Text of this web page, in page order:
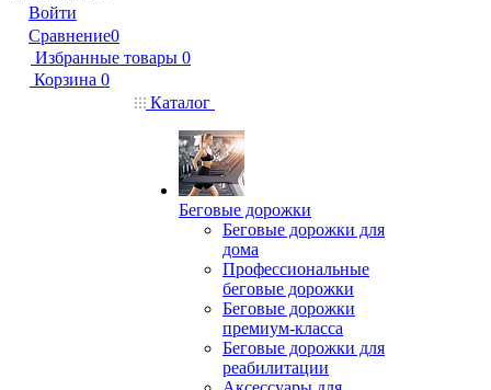
Войти
Сравнение0
Избранные товары 0
Корзина 0
Каталог
Беговые дорожки
Беговые дорожки для
дома
Профессиональные
беговые дорожки
Беговые дорожки
премиум-класса
Беговые дорожки для
реабилитации